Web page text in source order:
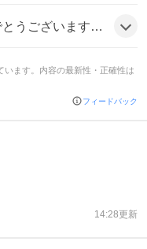
仕事に行くのが先か」と冗談交じりの声も上がり、全体的にテンションが上がっている雰囲気だ。
います。内容の最新性・正確性は
フィードバック
14:28更新